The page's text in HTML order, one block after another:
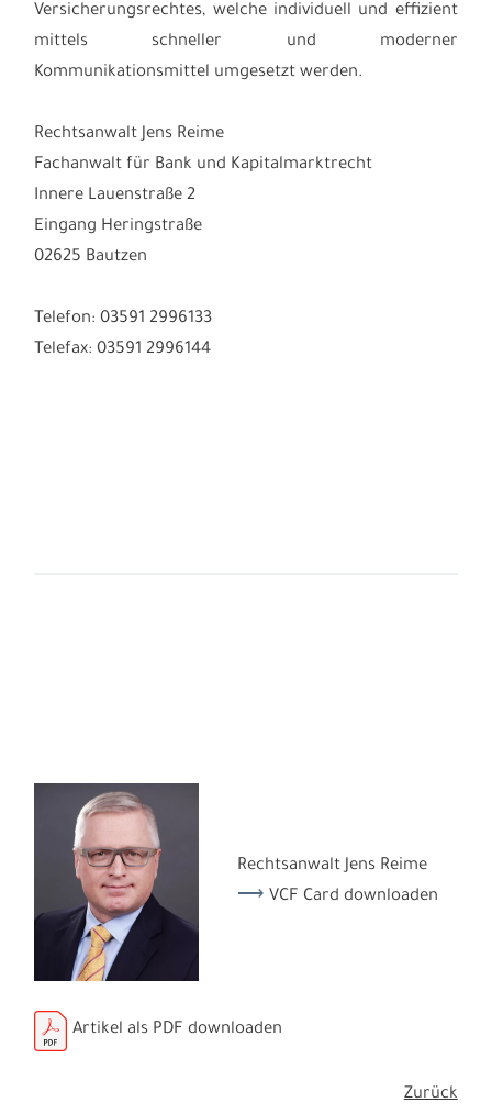
Versicherungsrechtes, welche individuell und effizient
mittels schneller und moderner
Kommunikationsmittel umgesetzt werden.
Rechtsanwalt Jens Reime
Fachanwalt für Bank und Kapitalmarktrecht
Innere Lauenstraße 2
Eingang Heringstraße
02625 Bautzen
Telefon: 03591 2996133
Telefax: 03591 2996144
Rechtsanwalt Jens Reime
VCF Card downloaden
Artikel als PDF downloaden
Zurück